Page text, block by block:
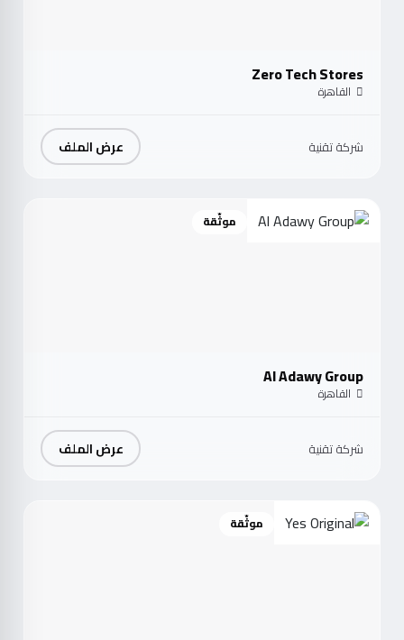
Zero Tech Stores
القاهرة
شركة تقنية عرض الملف
موثّقة
Al Adawy Group
القاهرة
شركة تقنية عرض الملف
موثّقة